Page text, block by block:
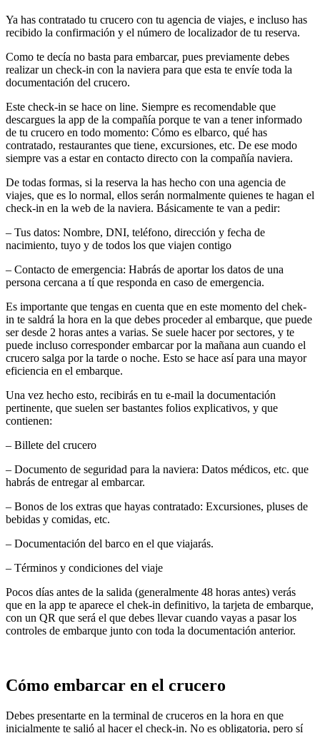
Ya has contratado tu crucero con tu agencia de viajes, e incluso has
recibido la confirmación y el número de localizador de tu reserva.
Como te decía no basta para embarcar, pues previamente debes
realizar un check-in con la naviera para que esta te envíe toda la
documentación del crucero.
Este check-in se hace on line. Siempre es recomendable que
descargues la app de la compañía porque te van a tener informado
de tu crucero en todo momento: Cómo es elbarco, qué has
contratado, restaurantes que tiene, excursiones, etc. De ese modo
siempre vas a estar en contacto directo con la compañía naviera.
De todas formas, si la reserva la has hecho con una agencia de
viajes, que es lo normal, ellos serán normalmente quienes te hagan el
check-in en la web de la naviera. Básicamente te van a pedir:
– Tus datos: Nombre, DNI, teléfono, dirección y fecha de
nacimiento, tuyo y de todos los que viajen contigo
– Contacto de emergencia: Habrás de aportar los datos de una
persona cercana a tí que responda en caso de emergencia.
Es importante que tengas en cuenta que en este momento del chek-
in te saldrá la hora en la que debes proceder al embarque, que puede
ser desde 2 horas antes a varias. Se suele hacer por sectores, y te
puede incluso corresponder embarcar por la mañana aun cuando el
crucero salga por la tarde o noche. Esto se hace así para una mayor
eficiencia en el embarque.
Una vez hecho esto, recibirás en tu e-mail la documentación
pertinente, que suelen ser bastantes folios explicativos, y que
contienen:
– Billete del crucero
– Documento de seguridad para la naviera: Datos médicos, etc. que
habrás de entregar al embarcar.
– Bonos de los extras que hayas contratado: Excursiones, pluses de
bebidas y comidas, etc.
– Documentación del barco en el que viajarás.
– Términos y condiciones del viaje
Pocos días antes de la salida (generalmente 48 horas antes) verás
que en la app te aparece el chek-in definitivo, la tarjeta de embarque,
con un QR que será el que debes llevar cuando vayas a pasar los
controles de embarque junto con toda la documentación anterior.
Cómo embarcar en el crucero
Debes presentarte en la terminal de cruceros en la hora en que
inicialmente te salió al hacer el check-in. No es obligatoria, pero sí